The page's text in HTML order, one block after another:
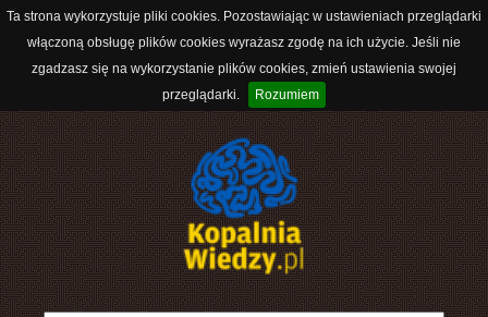
Ta strona wykorzystuje pliki cookies. Pozostawiając w ustawieniach przeglądarki
włączoną obsługę plików cookies wyrażasz zgodę na ich użycie. Jeśli nie
zgadzasz się na wykorzystanie plików cookies, zmień ustawienia swojej
przeglądarki.
Rozumiem